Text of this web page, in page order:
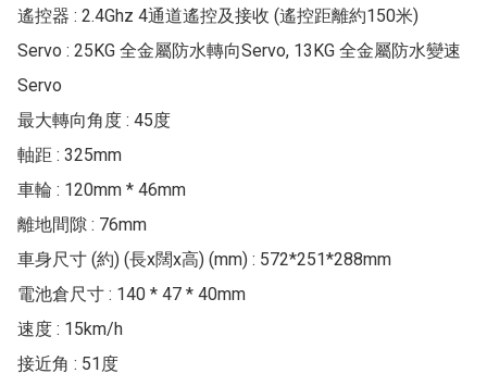
遙控器 : 2.4Ghz 4通道遙控及接收 (遙控距離約150米)
Servo : 25KG 全金屬防水轉向Servo, 13KG 全金屬防水變速
Servo
最大轉向角度 : 45度
軸距 : 325mm
車輪 : 120mm * 46mm
離地間隙 : 76mm
車身尺寸 (約) (長x闊x高) (mm) : 572*251*288mm
電池倉尺寸 : 140 * 47 * 40mm
速度 : 15km/h
接近角 : 51度